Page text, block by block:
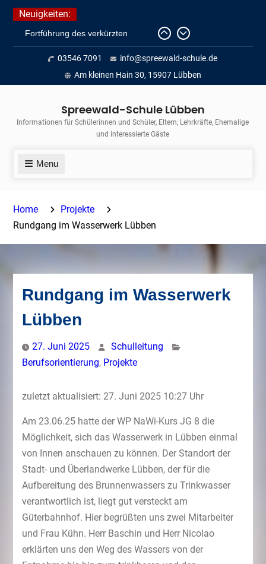
Skip
content
Neuigkeiten:
Unterrichts aufgrund der hohen
Temperaturen (22.06. bis
voraussichtlich zum 26.06.2026)
Journalismus hautnah
Unsere Teilnahme am Lübbener
Insellauf 2026
03546 7091
info@spreewald-schule.de
Am kleinen Hain 30, 15907 Lübben
Spreewald-Schule Lübben
Informationen für Schülerinnen und Schüler, Eltern, Lehrkräfte, Ehemalige
und interessierte Gäste
Menu
Home
Projekte
Rundgang im Wasserwerk Lübben
Rundgang im Wasserwerk
Lübben
27. Juni 2025
Schulleitung
Berufsorientierung, Projekte
zuletzt aktualisiert: 27. Juni 2025 10:27 Uhr
Am 23.06.25 hatte der WP NaWi-Kurs JG 8 die
Möglichkeit, sich das Wasserwerk in Lübben einmal
von Innen anschauen zu können. Der Standort der
Stadt- und Überlandwerke Lübben, der für die
Aufbereitung des Brunnenwassers zu Trinkwasser
verantwortlich ist, liegt gut versteckt am
Güterbahnhof. Hier begrüßten uns zwei Mitarbeiter
und Frau Kühn. Herr Baschin und Herr Nicolao
erklärten uns den Weg des Wassers von der